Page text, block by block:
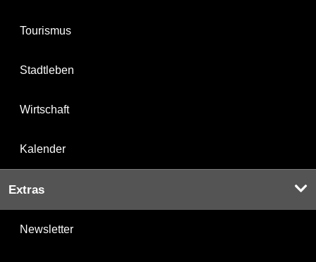
Tourismus
Stadtleben
Wirtschaft
Kalender
Extras
Newsletter